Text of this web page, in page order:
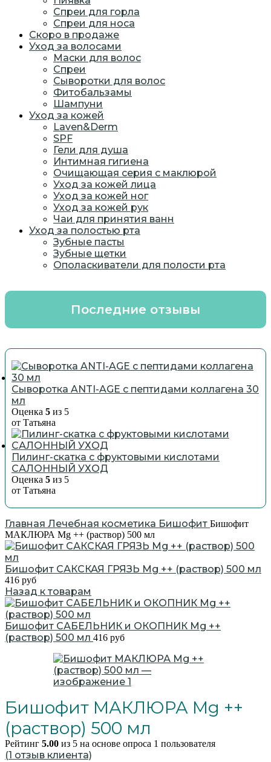
Спреи для горла
Спреи для носа
Скоро в продаже
Уход за волосами
Маски для волос
Спреи
Сыворотки для волос
Фитобальзамы
Шампуни
Уход за кожей
Laven&Derm
SPF
Гели для душа
Интимная гигиена
Очищающая серия с маклюрой
Уход за кожей лица
Уход за кожей ног
Уход за кожей рук
Чаи для принятия ванн
Уход за полостью рта
Зубные пасты
Зубные щетки
Ополаскиватели для полости рта
Последние отзывы
Сыворотка ANTI-AGE с пептидами коллагена 30
мл
Оценка 5 из 5
от Татьяна
Пилинг-скатка с фруктовыми кислотами
САЛОННЫЙ УХОД
Оценка 5 из 5
от Татьяна
Главная Лечебная косметика Бишофит Бишофит
МАКЛЮРА Mg ++ (раствор) 500 мл
Бишофит САКСКАЯ ГРЯЗЬ Mg ++ (раствор) 500 мл
416 руб
Назад к товарам
Бишофит САБЕЛЬНИК и ОКОПНИК Mg ++
(раствор) 500 мл 416 руб
Бишофит МАКЛЮРА Mg ++
(раствор) 500 мл
Рейтинг 5.00 из 5 на основе опроса 1 пользователя
(1 отзыв клиента)